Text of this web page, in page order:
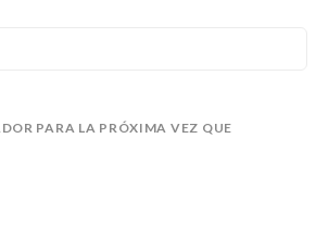
PARA LA PRÓXIMA VEZ QUE